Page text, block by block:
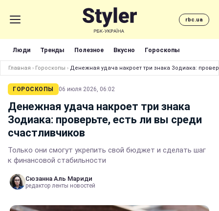
rbc.ua
Люди Тренды Полезное Вкусно Гороскопы
Главная › Гороскопы › Денежная удача накроет три знака Зодиака:
ГОРОСКОПЫ 06 июля 2026, 06:02
Денежная удача накроет три знака
Зодиака: проверьте, есть ли вы среди
счастливчиков
Только они смогут укрепить свой бюджет и сделать шаг
к финансовой стабильности
Сюзанна Аль Мариди
редактор ленты новостей